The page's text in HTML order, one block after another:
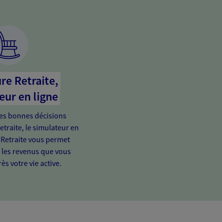
Retraite,
en ligne
bonnes décisions
le simulateur en
vous permet
revenus que vous
votre vie active.